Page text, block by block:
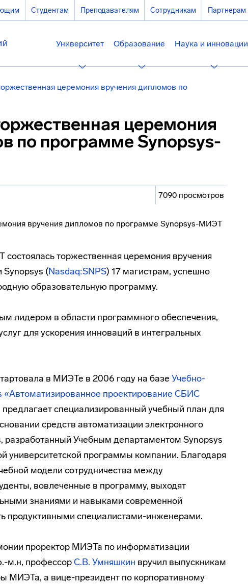
Студентам Преподавателям Сотрудникам Партнерам
Университет Образование Наука и инновации
церемония вручения дипломов по
церемония
по программе Synopsys-
7090 просмотров
торжественная церемония вручения
Synopsys (Nasdaq:SNPS) 17 магистрам, успешно
образовательную программу.
лидером в области программного обеспечения,
для ускорения инноваций в интегральных
в МИЭТе в 2006 году на базе Учебно-
«Автоматизированное проектирование СБИС
специализированный учебный план для
средств автоматизации электронного
разработанный Учебным департаментом Synopsys
программы компании. Благодаря
модели сотрудничества между
вовлеченные в программу, выходят
знаниями и навыками современной
продуктивными специалистами-инженерами.
проректор МИЭТа по информатизации
м.н, профессорС.В. Умняшкин вручил выпускникам
МИЭТа, а вице-президент по корпоративному